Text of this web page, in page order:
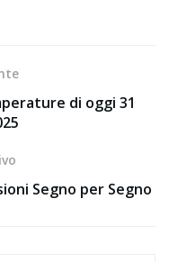
di oggi 31
Segno per Segno